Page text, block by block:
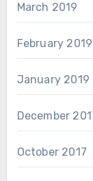
March 2019
February 2019
January 2019
December
October 2017